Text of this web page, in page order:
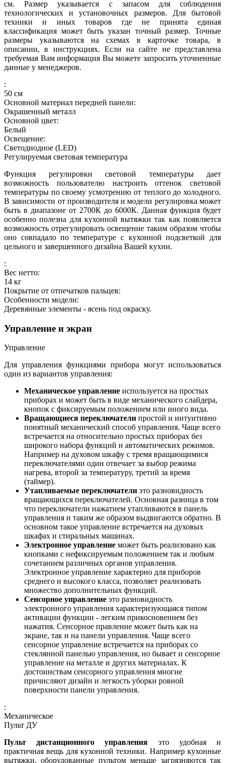
см. Размер указывается с запасом для соблюдения
технологических и установочных размеров. Для бытовой
техники и иных товаров где не принята единая
классификация может быть указан точный размер. Точные
размеры указываются на схемах в карточке товара, в
описании, в инструкциях. Если на сайте не представлена
требуемая Вам информация Вы можете запросить уточненные
данные у менеджеров.
:
50 см
Основной материал передней панели:
Окрашенный металл
Основной цвет:
Белый
Освещение:
Светодиодное (LED)
Регулируемая световая температура
Функция регулировки световой температуры дает
возможность пользователю настроить оттенок световой
температуры по своему усмотрению от теплого до холодного.
В зависимости от производителя и модели регулировка может
быть в диапазоне от 2700К до 6000К. Данная функция будет
особенно полезна для кухонной вытяжки так как появляется
возможность отрегулировать освещение таким образом чтобы
оно совпадало по температуре с кухонной подсветкой для
цельного и завершенного дизайна Вашей кухни.
:
Вес нетто:
14 кг
Покрытие от отпечатков пальцев:
Особенности модели:
Деревянные элементы - ясень под окраску.
Управление и экран
Управление
Для управления функциями прибора могут использоваться
один из вариантов управления:
Механическое управление используется на простых
приборах и может быть в виде механического слайдера,
кнопок с фиксируемым положением или иного вида.
Вращающиеся переключатели простой и интуитивно
понятный механический способ управления. Чаще всего
встречается на относительно простых приборах без
широкого набора функций и автоматических режимов.
Например на духовом шкафу с тремя вращающимися
переключателями один отвечает за выбор режима
нагрева, второй за температуру, третий за время
(таймер).
Утапливаемые переключатели это разновидность
вращающихся переключателей. Основная разница в том
что переключатели нажатием утапливаются в панель
управления и таким же образом выдвигаются обратно. В
основном такое управление встречается на духовых
шкафах и стиральных машинах.
Электронное управление может быть реализовано как
кнопками с нефиксируемым положением так и любым
сочетанием различных органов управления.
Электронное управление характерно для приборов
среднего и высокого класса, позволяет реализовать
множество дополнительных функций.
Сенсорное управление это разновидность
электронного управления характеризующаяся типом
активации функции - легким прикосновением без
нажатия. Сенсорное правление может быть как на
экране, так и на панели управления. Чаще всего
сенсорное управление встречается на приборах со
стеклянной панелью управления, но бывает и сенсорное
управление на металле и других материалах. К
достоинствам сенсорного управления многие
причисляют дизайн и легкость уборки ровной
поверхности панели управления.
:
Механическое
Пульт ДУ
Пульт дистанционного управления это удобная и
практичная вещь для кухонной техники. Например кухонные
вытяжки, оборудованные пультом меньше загрязняются так